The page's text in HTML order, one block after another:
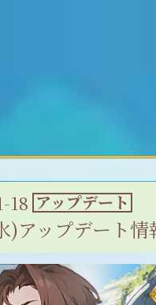
18 アップデート
)アップデート情